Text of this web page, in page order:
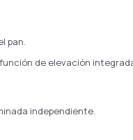
pan.
de elevación
independiente.